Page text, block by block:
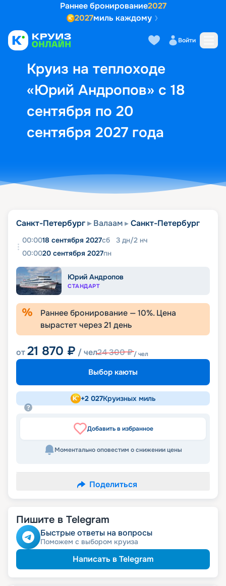
Раннее бронирование2027
2027миль каждому
Войти
Круиз на теплоходе
«Юрий Андропов» с 18
сентября по 20
сентября 2027 года
Выбор кают Маршрут и
Санкт-Петербург Валаам Санкт-Петербург
00:0018 сентября 2027сб 3 дн/2 нч
00:0020 сентября 2027пн
Юрий Андропов
СТАНДАРТ
Раннее бронирование —10%. Цена
вырастет через21 день
от21 870 ₽ / чел24 300₽/ чел
Выбор каюты
+2 027Круизных миль
Добавить в избранное
Моментально оповестим о снижении цены
Поделиться
Пишите в Telegram
Быстрые ответы на вопросы
Поможем с выбором круиза
Написать в Telegram